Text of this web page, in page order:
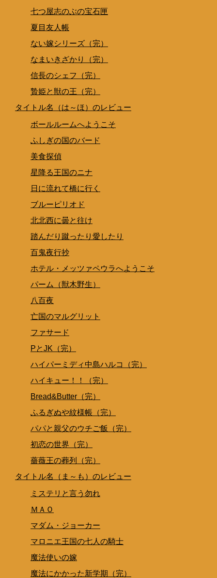
七つ屋志のぶの宝石匣
夏目友人帳
ない嫁シリーズ（完）
なまいきざかり（完）
信長のシェフ（完）
贄姫と獣の王（完）
タイトル名（は～ほ）のレビュー
ボールルームへようこそ
ふしぎの国のバード
美食探偵
星降る王国のニナ
日に流れて橋に行く
ブルーピリオド
北北西に曇と往け
踏んだり蹴ったり愛したり
百鬼夜行抄
ホテル・メッツァペウラへようこそ
パーム（獣木野生）
八百夜
亡国のマルグリット
ファサード
PとJK（完）
ハイパーミディ中島ハルコ（完）
ハイキュー！！（完）
Bread&Butter（完）
ふるぎぬや紋様帳（完）
パパと親父のウチご飯（完）
初恋の世界（完）
薔薇王の葬列（完）
タイトル名（ま～も）のレビュー
ミステリと言う勿れ
ＭＡＯ
マダム・ジョーカー
マロニエ王国の七人の騎士
魔法使いの嫁
魔法にかかった新学期（完）